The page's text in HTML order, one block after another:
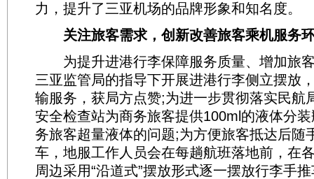
力，提升了三亚机场的品牌形象和知名度。
关注旅客需求，创新改善旅客乘机服务
为提升进港行李保障服务质量、增加旅
三亚监管局的指导下开展进港行李侧立摆放
输服务，获局方点赞;为进一步贯彻落实民航
安全检查站为商务旅客提供100ml的液体分
务旅客超量液体的问题;为方便旅客抵达后随
车，地服工作人员会在每趟航班落地前，在
周边采用“沿道式”摆放形式逐一摆放行李手